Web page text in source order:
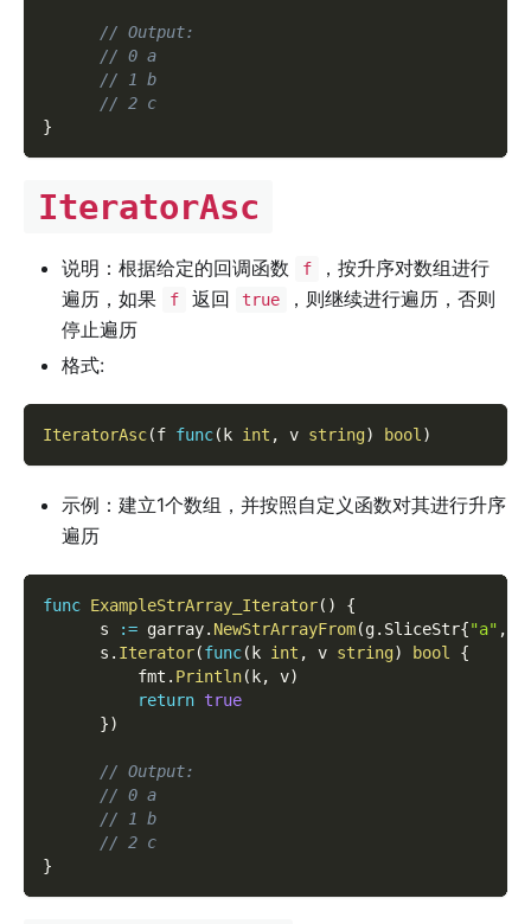
// Output:
// 0 a
// 1 b
// 2 c
}
IteratorAsc
说明：根据给定的回调函数 f
，按升序对数组进行
遍历，如果
f 返回 true
，则继续进行遍历，否则
停止遍历
格式:
IteratorAsc(f func( k int , v string) bool )
示例：建立1个数组，并按照自定义函数对其进行升序
遍历
func ExampleStrArray_Iterator( )
{
      s
:= garray. NewStrArrayFrom(g. SliceStr{"a" ,
      s
. Iterator(func( k int , v string) bool
{
          fmt
. Println( k, v)
return true
})
// Output:
// 0 a
// 1 b
// 2 c
}